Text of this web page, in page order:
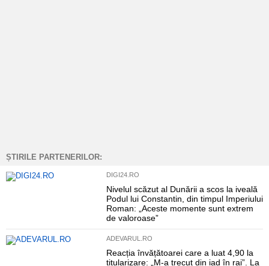
ȘTIRILE PARTENERILOR:
DIGI24.RO
Nivelul scăzut al Dunării a scos la iveală
Podul lui Constantin, din timpul Imperiului
Roman: „Aceste momente sunt extrem
de valoroase”
ADEVARUL.RO
Reacția învățătoarei care a luat 4,90 la
titularizare: „M-a trecut din iad în rai”. La